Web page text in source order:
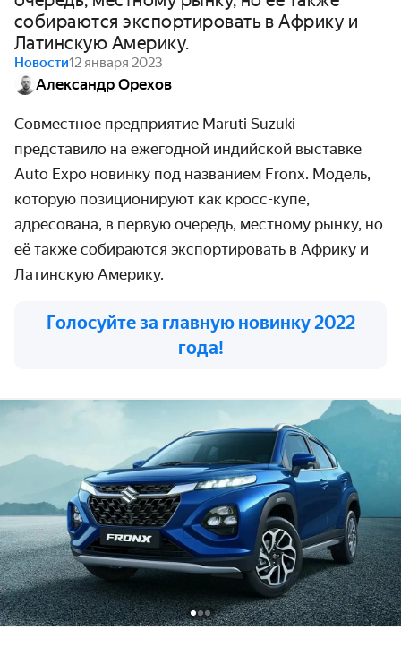
собираются экспортировать в Африку и
Латинскую Америку.
Новости12 января 2023
Александр Орехов
Совместное предприятие Maruti Suzuki
представило на ежегодной индийской выставке
Auto Expo новинку под названием Fronx. Модель,
которую позиционируют как кросс-купе,
адресована, в первую очередь, местному рынку, но
её также собираются экспортировать в Африку и
Латинскую Америку.
Голосуйте за главную новинку 2022
года!